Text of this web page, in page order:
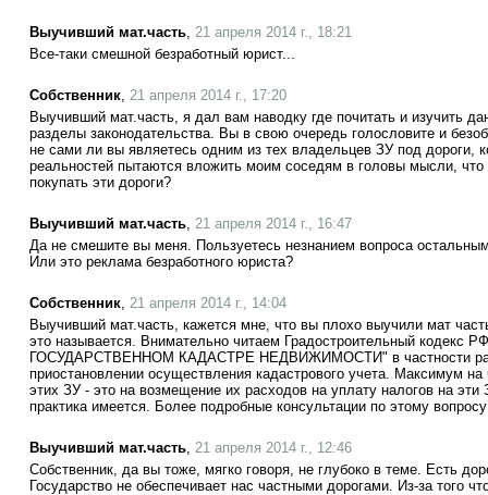
Выучивший мат.часть, 21 апреля 2014 г., 18:21
Все-таки смешной безработный юрист...
Собственник, 21 апреля 2014 г., 17:20
Выучивший мат.часть, я дал вам наводку где почитать и изучить
разделы законодательства. Вы в свою очередь голословите и
не сами ли вы являетесь одним из тех владельцев ЗУ под дороги,
реальностей пытаются вложить моим соседям в головы мысли,
покупать эти дороги?
Выучивший мат.часть, 21 апреля 2014 г., 16:47
Да не смешите вы меня. Пользуетесь незнанием вопроса
Или это реклама безработного юриста?
Собственник, 21 апреля 2014 г., 14:04
Выучивший мат.часть, кажется мне, что вы плохо выучили мат
это называется. Внимательно читаем Градостроительный
ГОСУДАРСТВЕННОМ КАДАСТРЕ НЕДВИЖИМОСТИ" в частности
приостановлении осуществления кадастрового учета. Максимум
этих ЗУ - это на возмещение их расходов на уплату налогов на
практика имеется. Более подробные консультации по этому
Выучивший мат.часть, 21 апреля 2014 г., 12:46
Собственник, да вы тоже, мягко говоря, не глубоко в теме. Есть
Государство не обеспечивает нас частными дорогами. Из-за того